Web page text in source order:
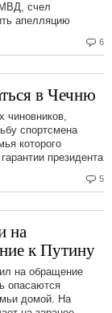
6
МВД, счел
апелляцию
5
в Чечню
чиновников,
спортсмена
которого
президента
на
к Путину
на обращение
опасаются
домой. На